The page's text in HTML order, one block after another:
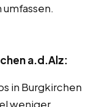
a.d.Alz:
in Burgkirchen
weniger